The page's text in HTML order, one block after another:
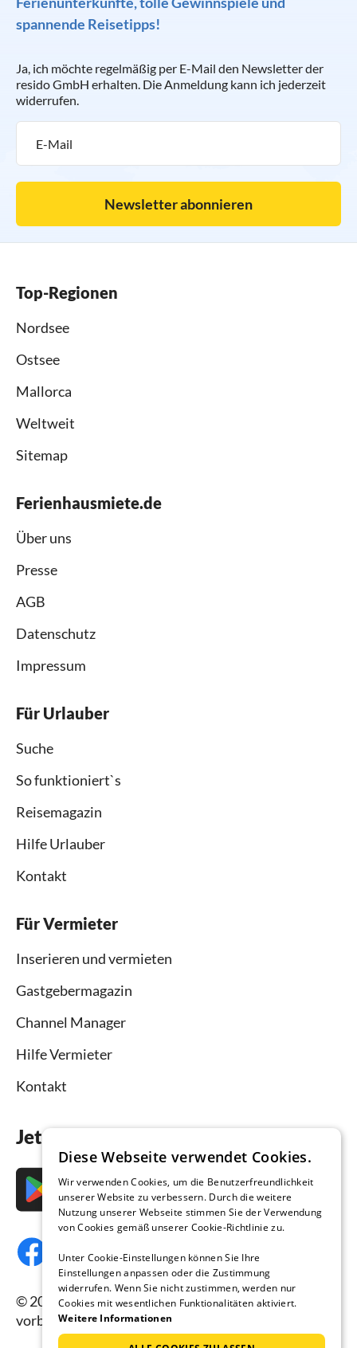
spannende Reisetipps!
Ja, ich möchte regelmäßig per E-Mail den Newsletter der
resido GmbH erhalten. Die Anmeldung kann ich jederzeit
widerrufen.
Newsletter abonnieren
Top-Regionen
Nordsee
Ostsee
Mallorca
Weltweit
Sitemap
Ferienhausmiete.de
Über uns
Presse
AGB
Datenschutz
Impressum
Für Urlauber
Suche
So funktioniert`s
Reisemagazin
Hilfe Urlauber
Kontakt
Für Vermieter
Inserieren und vermieten
Gastgebermagazin
Channel Manager
Hilfe Vermieter
Kontakt
Jetzt die App downloaden
© 2026 Ferienhausmiete.de, alle Rechte
vorbehalten.
Diese Webseite verwendet Cookies.
Wir verwenden Cookies, um die Benutzerfreundlichkeit
unserer Website zu verbessern. Durch die weitere
Nutzung unserer Webseite stimmen Sie der Verwendung
von Cookies gemäß unserer Cookie-Richtlinie zu.
Unter Cookie-Einstellungen können Sie Ihre
Einstellungen anpassen oder die Zustimmung
widerrufen. Wenn Sie nicht zustimmen, werden nur
Cookies mit wesentlichen Funktionalitäten aktiviert.
Weitere Informationen